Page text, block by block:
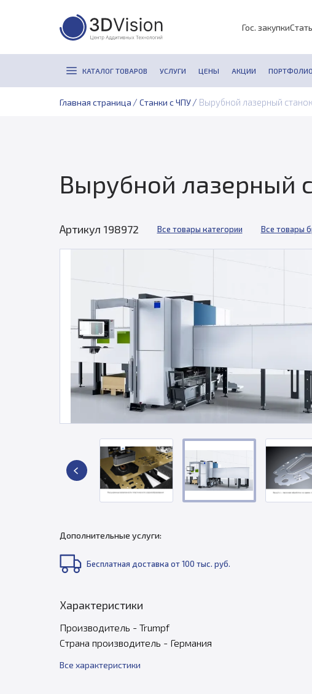
Гос. закупки
КАТАЛОГ ТОВАРОВ УСЛУГИ ЦЕНЫ АКЦИИ ПОРТФОЛИО
Главная страница / Станки с ЧПУ / Вырубной лазерный
Вырубной лазерный
Артикул 198972 Все товары категории Все товары
Дополнительные услуги:
Бесплатная доставка от 100 тыс. руб.
Характеристики
Производитель - Trumpf
Страна производитель - Германия
Все характеристики